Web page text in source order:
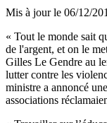
Mis à jour le 06/12/
« Tout le monde sait
de l'argent, et on le
Gilles Le Gendre au
lutter contre les
ministre a annoncé
associations